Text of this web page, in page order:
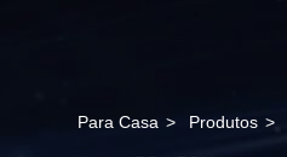
Para Casa > Produtos >